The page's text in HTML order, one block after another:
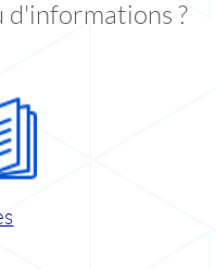
d'informations ?